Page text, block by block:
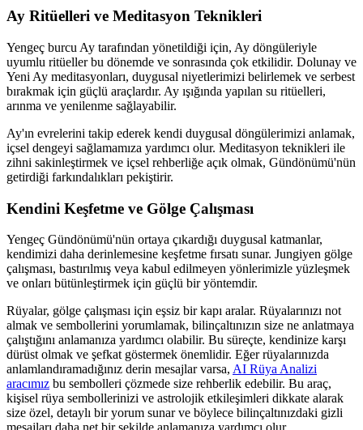
Ay Ritüelleri ve Meditasyon Teknikleri
Yengeç burcu Ay tarafından yönetildiği için, Ay döngüleriyle
uyumlu ritüeller bu dönemde ve sonrasında çok etkilidir. Dolunay ve
Yeni Ay meditasyonları, duygusal niyetlerimizi belirlemek ve serbest
bırakmak için güçlü araçlardır. Ay ışığında yapılan su ritüelleri,
arınma ve yenilenme sağlayabilir.
Ay'ın evrelerini takip ederek kendi duygusal döngülerimizi anlamak,
içsel dengeyi sağlamamıza yardımcı olur. Meditasyon teknikleri ile
zihni sakinleştirmek ve içsel rehberliğe açık olmak, Gündönümü'nün
getirdiği farkındalıkları pekiştirir.
Kendini Keşfetme ve Gölge Çalışması
Yengeç Gündönümü'nün ortaya çıkardığı duygusal katmanlar,
kendimizi daha derinlemesine keşfetme fırsatı sunar. Jungiyen gölge
çalışması, bastırılmış veya kabul edilmeyen yönlerimizle yüzleşmek
ve onları bütünleştirmek için güçlü bir yöntemdir.
Rüyalar, gölge çalışması için eşsiz bir kapı aralar. Rüyalarınızı not
almak ve sembollerini yorumlamak, bilinçaltınızın size ne anlatmaya
çalıştığını anlamanıza yardımcı olabilir. Bu süreçte, kendinize karşı
dürüst olmak ve şefkat göstermek önemlidir. Eğer rüyalarınızda
anlamlandıramadığınız derin mesajlar varsa, AI Rüya Analizi
aracımız bu sembolleri çözmede size rehberlik edebilir. Bu araç,
kişisel rüya sembollerinizi ve astrolojik etkileşimleri dikkate alarak
size özel, detaylı bir yorum sunar ve böylece bilinçaltınızdaki gizli